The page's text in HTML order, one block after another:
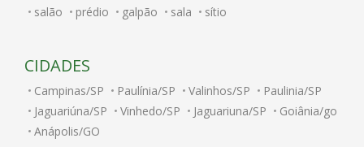
salão
prédio galpão sala sítio
CIDADES
Campinas/SP Paulínia/SP Valinhos/SP
Paulinia/SP
Jaguariúna/SP
Vinhedo/SP Jaguariuna/SP
Goiânia/go
Anápolis/GO